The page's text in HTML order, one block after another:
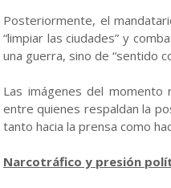
Posteriormente, el
“limpiar las ciudades” y
una guerra, sino de “sentido
Las imágenes del momento
entre quienes respaldan la
tanto hacia la prensa como
Narcotráfico y presión